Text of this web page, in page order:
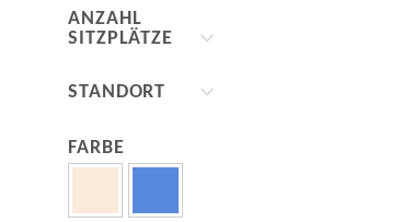
ANZAHL
SITZPLÄTZE
STANDORT
FARBE